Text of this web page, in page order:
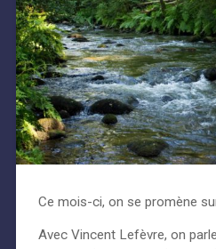
Ce mois-ci, on se promène
Avec Vincent Lefèvre, on